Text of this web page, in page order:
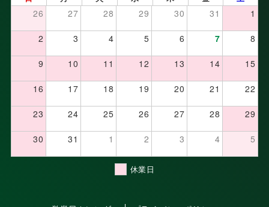
26 27 28 29 30 31 1
2 3 4 5 6 7 8
9 10 11 12 13 14 15
16 17 18 19 20 21 22
23 24 25 26 27 28 29
30 31 1 2 3 4 5
休業日